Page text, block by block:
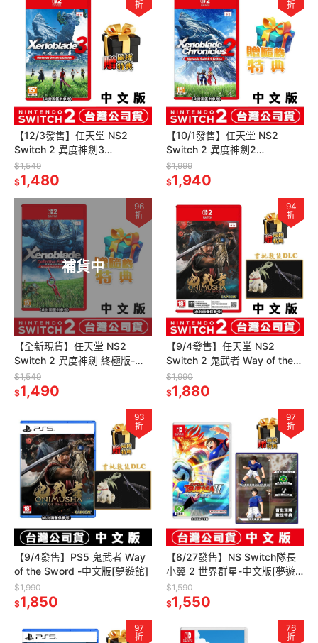
折
【12/3發售】任天堂 NS2
Switch 2 異度神劍3
Xenoblade 3-中文版[夢遊館]
$1,549
$1,480
折
【10/1發售】任天堂 NS2
Switch 2 異度神劍2
Xenoblade 2-中文版[夢遊館]
$1,999
$1,940
補貨中
96
折
【全新現貨】任天堂 NS2
Switch 2 異度神劍 終極版-中
文版[夢遊館]
$1,549
$1,490
94
折
【9/4發售】任天堂 NS2
Switch 2 鬼武者 Way of the
Sword -中文版(鑰匙卡)
$1,990
$1,880
93
折
【9/4發售】PS5 鬼武者 Way
of the Sword -中文版[夢遊館]
$1,990
$1,850
97
折
【8/27發售】NS Switch隊長
小翼 2 世界群星-中文版[夢遊
館]足球 天使之翼
$1,590
$1,550
97
折
76
折